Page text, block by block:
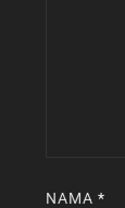
NAMA*